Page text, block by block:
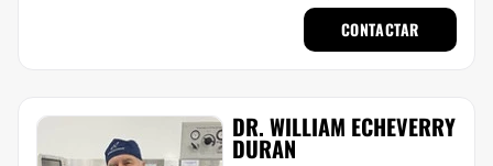
CONTACTAR
DR. WILLIAM ECHEVERRY
DURAN